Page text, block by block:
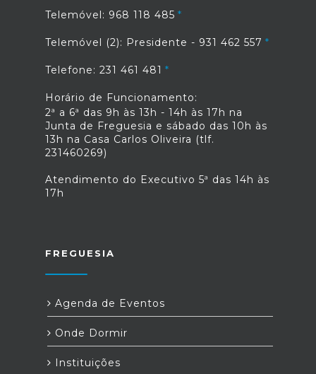
Telemóvel: 968 118 485
Telemóvel (2): Presidente - 931 462 557
Telefone: 231 461 481
Horário de Funcionamento:
2ª a 6ª das 9h às 13h - 14h às 17h na
Junta de Freguesia e sábado das 10h às
13h na Casa Carlos Oliveira (tlf.
231460269)
Atendimento do Executivo 5ª das 14h às
17h
FREGUESIA
Agenda de Eventos
Onde Dormir
Instituições